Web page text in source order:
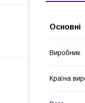
Основні
Виробник
Країна